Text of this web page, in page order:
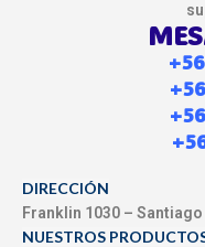
DIRECCIÓN
Franklin 1030 – Santiago
NUESTROS